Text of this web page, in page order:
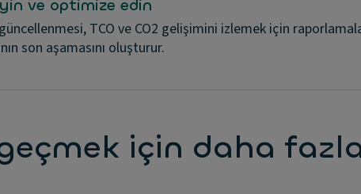
ve optimize edin
TCO ve CO2 gelişimini izlemek için
son aşamasını oluşturur.
için daha